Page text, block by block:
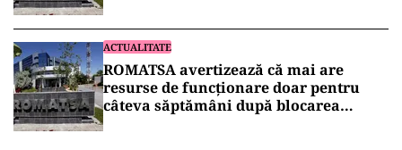
ACTUALITATE
ROMATSA avertizează că mai are
resurse de funcționare doar pentru
câteva săptămâni după blocarea